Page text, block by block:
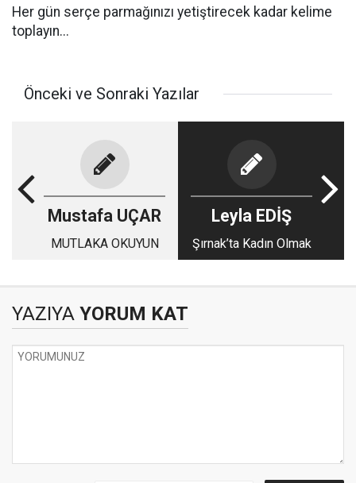
Her gün serçe parmağınızı yetiştirecek kadar kelime
toplayın...
Önceki ve Sonraki Yazılar
Mustafa UÇAR
MUTLAKA OKUYUN
Leyla EDİŞ
Şırnak’ta Kadın Olmak
YAZIYA YORUM KAT